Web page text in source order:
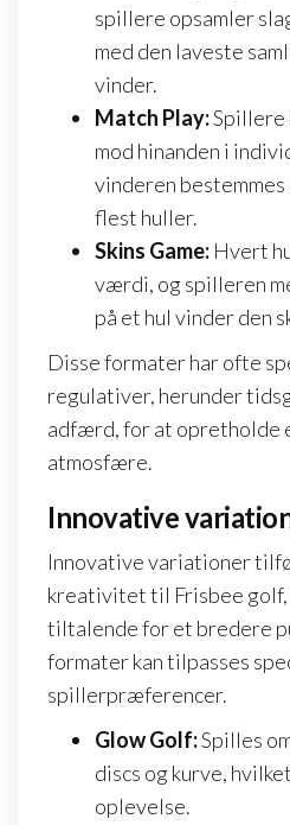
spillere opsamler
med den laveste
vinder.
Match Play:Spillere
mod hinanden i
vinderen
flest huller.
Skins Game: Hvert
værdi, og spilleren
på et hul vinder den
Disse formater har ofte
regulativer, herunder
adfærd, for at opretholde
atmosfære.
Innovative
Innovative variationer
kreativitet til Frisbee
tiltalende for et bredere
formater kan tilpasses
spillerpræferencer.
Glow Golf:Spilles
discs og kurve,
oplevelse.